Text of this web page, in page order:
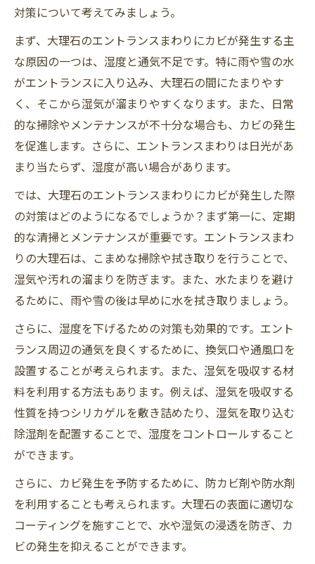
対策について考えてみましょう。
まず、大理石のエントランスまわりにカビが発生する主
な原因の一つは、湿度と通気不足です。特に雨や雪の水
がエントランスに入り込み、大理石の間にたまりやす
く、そこから湿気が溜まりやすくなります。また、日常
的な掃除やメンテナンスが不十分な場合も、カビの発生
を促進します。さらに、エントランスまわりは日光があ
まり当たらず、湿度が高い場合があります。
では、大理石のエントランスまわりにカビが発生した際
の対策はどのようになるでしょうか？まず第一に、定期
的な清掃とメンテナンスが重要です。エントランスまわ
りの大理石は、こまめな掃除や拭き取りを行うことで、
湿気や汚れの溜まりを防ぎます。また、水たまりを避け
るために、雨や雪の後は早めに水を拭き取りましょう。
さらに、湿度を下げるための対策も効果的です。エント
ランス周辺の通気を良くするために、換気口や通風口を
設置することが考えられます。また、湿気を吸収する材
料を利用する方法もあります。例えば、湿気を吸収する
性質を持つシリカゲルを敷き詰めたり、湿気を取り込む
除湿剤を配置することで、湿度をコントロールすること
ができます。
さらに、カビ発生を予防するために、防カビ剤や防水剤
を利用することも考えられます。大理石の表面に適切な
コーティングを施すことで、水や湿気の浸透を防ぎ、カ
ビの発生を抑えることができます。